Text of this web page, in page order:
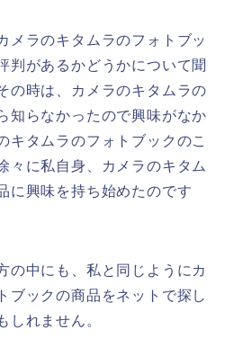
メラのキタムラのフォトブッ
判があるかどうかについて聞
の時は、カメラのキタムラの
知らなかったので興味がなか
キタムラのフォトブックのこ
々に私自身、カメラのキタム
に興味を持ち始めたのです
の中にも、私と同じようにカ
ブックの商品をネットで探し
しれません。